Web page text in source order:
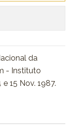
da
- Instituto
15 Nov. 1987.